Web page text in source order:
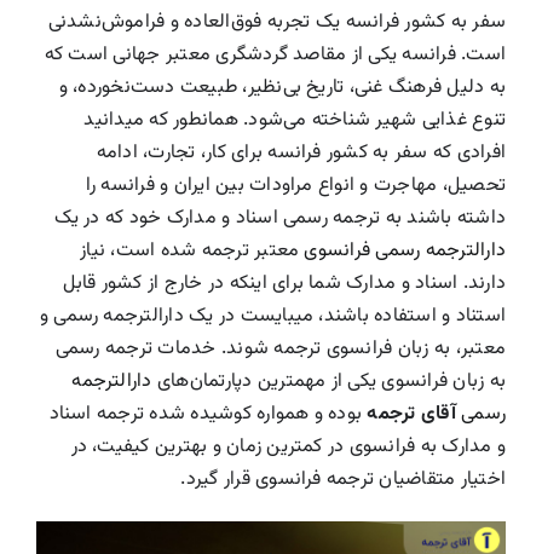
ترجمه رسمی فوری
وبلاگ
درباره ما
تماس با دارالترجمه
Search
For:
سفر به کشور فرانسه یک تجربه فوق‌العاده و فراموش‌نشدنی
است. فرانسه یکی از مقاصد گردشگری معتبر جهانی است که
به دلیل فرهنگ غنی، تاریخ بی‌نظیر، طبیعت دست‌نخورده، و
تنوع غذایی شهیر شناخته می‌شود. همانطور که میدانید
افرادی که سفر به کشور فرانسه برای کار، تجارت، ادامه
تحصیل، مهاجرت و انواع مراودات بین ایران و فرانسه را
داشته باشند به ترجمه رسمی اسناد و مدارک خود که در یک
دارالترجمه رسمی فرانسویمعتبر ترجمه شده است، نیاز
دارند. اسناد و مدارک شما برای اینکه در خارج از کشور قابل
استناد و استفاده باشند، میبایست در یک دارالترجمه رسمی و
معتبر، به زبان فرانسوی ترجمه شوند. خدمات ترجمه رسمی
به زبان فرانسوی یکی از مهمترین دپارتمان‌های دارالترجمه
رسمیآقای ترجمهبوده و همواره کوشیده شده ترجمه اسناد
و مدارک به فرانسوی در کمترین زمان و بهترین کیفیت، در
اختیار متقاضیان ترجمه فرانسوی قرار گیرد.